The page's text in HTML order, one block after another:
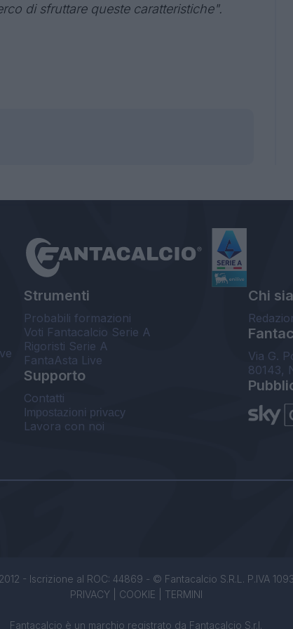
di sfruttare queste caratteristiche".
Strumenti
Probabili formazioni
Voti Fantacalcio Serie A
Rigoristi Serie A
FantaAsta Live
Supporto
Contatti
Impostazioni privacy
Lavora con noi
Chi
Via G.
80143,
- Iscrizione al ROC: 44869 - © Fantacalcio S.R.L. P.IVA
PRIVACY| COOKIE TERMINI
Fantacalcio è un marchio registrato da Fantacalcio S.r.l.